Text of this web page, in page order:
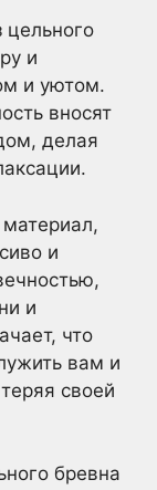
и
и уютом.
вносят
делая
и
и
что
вам и
своей
бревна